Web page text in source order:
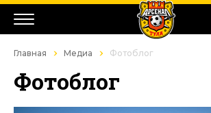
Главная Медиа Фотоблог
Фотоблог